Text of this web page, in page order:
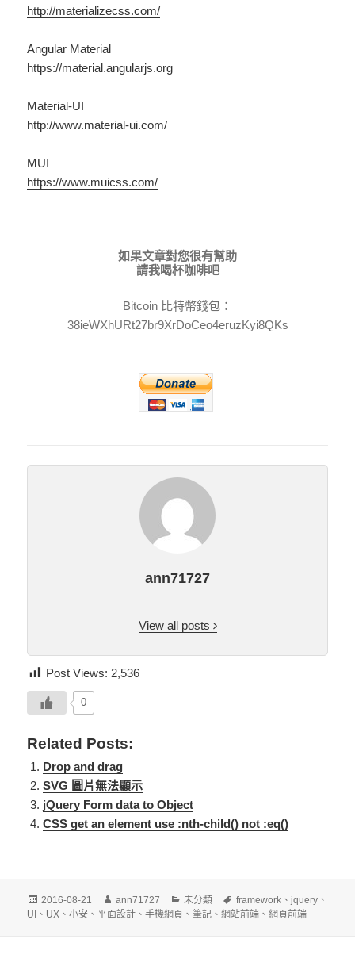
http://materializecss.com/
Angular Material
https://material.angularjs.org
Material-UI
http://www.material-ui.com/
MUI
https://www.muicss.com/
如果文章對您很有幫助
請我喝杯咖啡吧
Bitcoin 比特幣錢包：
38ieWXhURt27br9XrDoCeo4eruzKyi8QKs
ann71727
View all posts
Post Views: 2,536
0
Related Posts:
Drop and drag
SVG 圖片無法顯示
jQuery Form data to Object
CSS get an element use :nth-child() not :eq()
發
佈
2016-08-21
作
者
ann71727
分
類
未分類
標
籤
framework 、jquery 、
UI 、 UX 、小安 、平面設計 、手機網頁 、筆記 、網站前端 、網頁前端